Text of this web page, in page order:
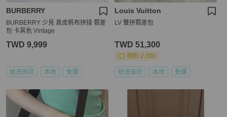
BURBERRY
BURBERRY 少見 真皮帆布拼接 郵差
包 卡其色 Vintage
TWD 9,999
狀況尚可 本地 免運
Louis Vuitton
LV 雙拼郵差包
TWD 51,300
現折 2,000
狀況良好 本地 免運